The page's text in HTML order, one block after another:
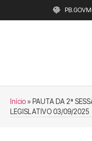
PB.GOV
Início» PAUTA DA 2ª
LEGISLATIVO 03/09/2025